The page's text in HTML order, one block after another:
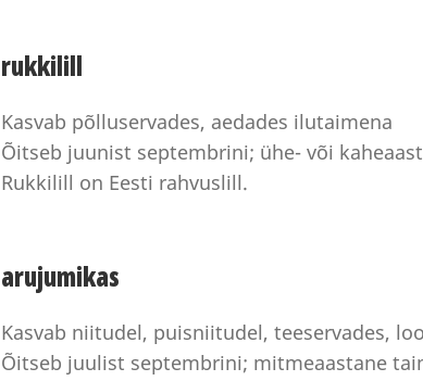
rukkilill
Kasvab põlluservades, aedades ilutaimena
Õitseb juunist septembrini; ühe- või
Rukkilill on Eesti rahvuslill.
arujumikas
Kasvab niitudel, puisniitudel, teeservades,
Õitseb juulist septembrini; mitmeaastane